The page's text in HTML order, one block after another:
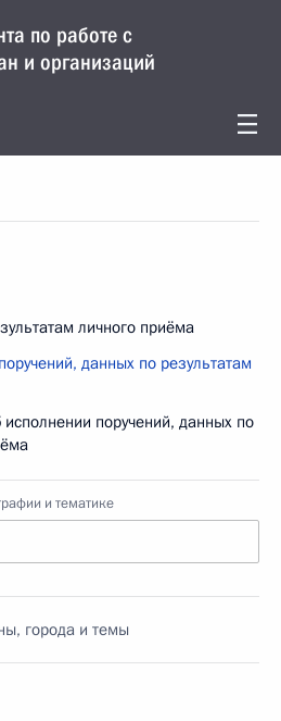
по работе с
и организаций
личного приёма
данных по результатам
поручений, данных по
и тематике
города и темы